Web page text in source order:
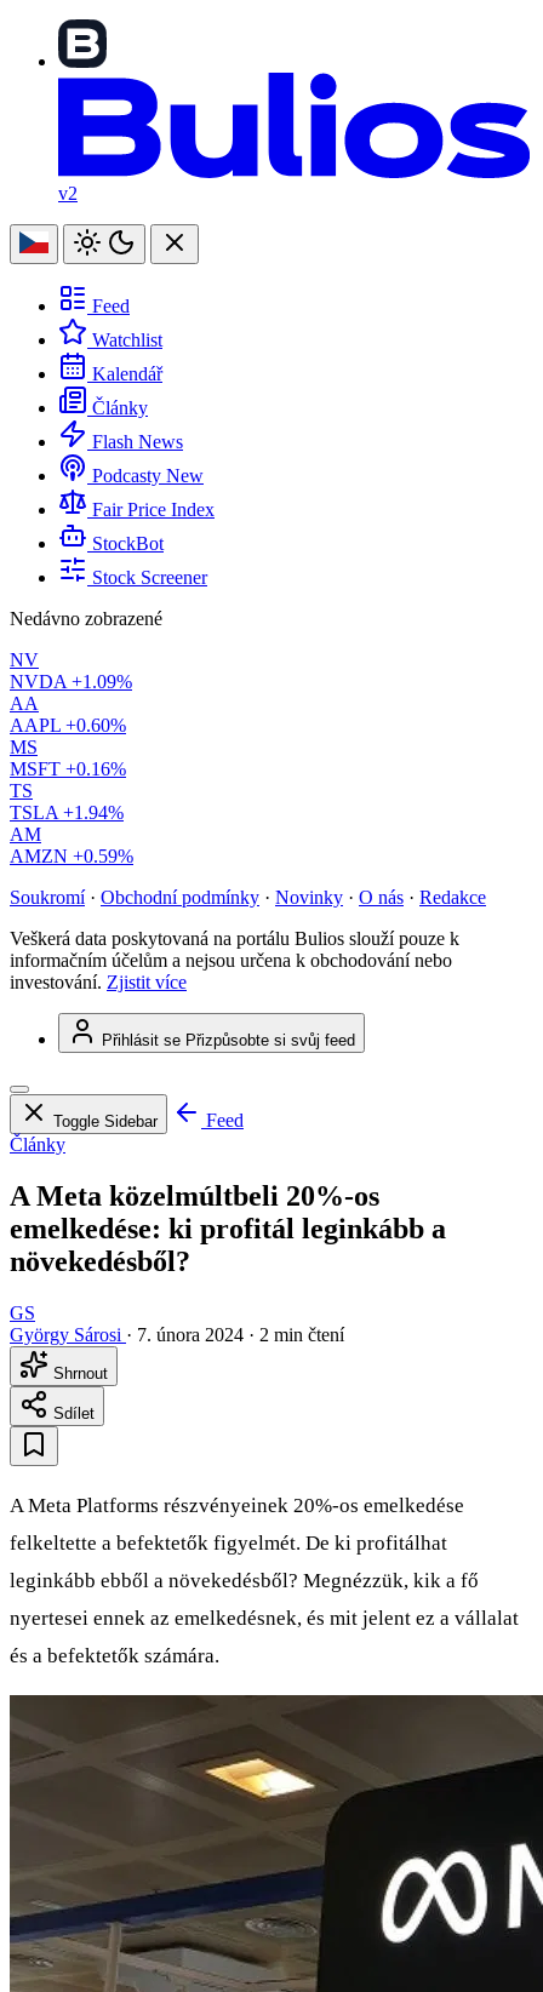
v2
Feed
Watchlist
Kalendář
Články
Flash News
Podcasty New
Fair Price Index
StockBot
Stock Screener
Nedávno zobrazené
NV
NVDA +1.09%
AA
AAPL +0.60%
MS
MSFT +0.16%
TS
TSLA +1.94%
AM
AMZN +0.59%
Soukromí · Obchodní podmínky · Novinky · O nás · Redakce
Veškerá data poskytovaná na portálu Bulios slouží pouze k
informačním účelům a nejsou určena k obchodování nebo
investování. Zjistit více
Přihlásit se Přizpůsobte si svůj feed
Toggle Sidebar
Feed
Články
A Meta közelmúltbeli 20%-os
emelkedése: ki profitál leginkább a
növekedésből?
GS
György Sárosi · 7. února 2024 · 2 min čtení
Shrnout
Sdílet
A Meta Platforms részvényeinek 20%-os emelkedése
felkeltette a befektetők figyelmét. De ki profitálhat
leginkább ebből a növekedésből? Megnézzük, kik a fő
nyertesei ennek az emelkedésnek, és mit jelent ez a vállalat
és a befektetők számára.